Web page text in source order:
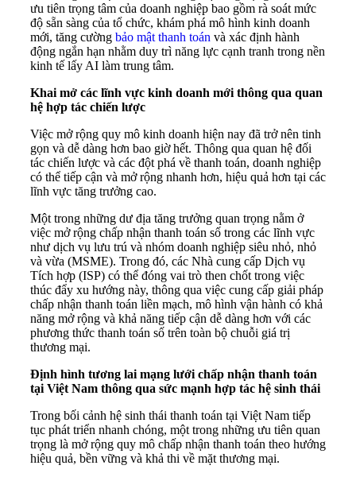
ưu tiên trọng tâm của doanh nghiệp bao gồm rà soát mức
độ sẵn sàng của tổ chức, khám phá mô hình kinh doanh
mới, tăng cường bảo mật thanh toán và xác định hành
động ngắn hạn nhằm duy trì năng lực cạnh tranh trong nền
kinh tế lấy AI làm trung tâm.
Khai mở các lĩnh vực kinh doanh mới thông qua quan
hệ hợp tác chiến lược
Việc mở rộng quy mô kinh doanh hiện nay đã trở nên tinh
gọn và dễ dàng hơn bao giờ hết. Thông qua quan hệ đối
tác chiến lược và các đột phá về thanh toán, doanh nghiệp
có thể tiếp cận và mở rộng nhanh hơn, hiệu quả hơn tại các
lĩnh vực tăng trưởng cao.
Một trong những dư địa tăng trưởng quan trọng nằm ở
việc mở rộng chấp nhận thanh toán số trong các lĩnh vực
như dịch vụ lưu trú và nhóm doanh nghiệp siêu nhỏ, nhỏ
và vừa (MSME). Trong đó, các Nhà cung cấp Dịch vụ
Tích hợp (ISP) có thể đóng vai trò then chốt trong việc
thúc đẩy xu hướng này, thông qua việc cung cấp giải pháp
chấp nhận thanh toán liền mạch, mô hình vận hành có khả
năng mở rộng và khả năng tiếp cận dễ dàng hơn với các
phương thức thanh toán số trên toàn bộ chuỗi giá trị
thương mại.
Định hình tương lai mạng lưới chấp nhận thanh toán
tại Việt Nam thông qua sức mạnh hợp tác hệ sinh thái
Trong bối cảnh hệ sinh thái thanh toán tại Việt Nam tiếp
tục phát triển nhanh chóng, một trong những ưu tiên quan
trọng là mở rộng quy mô chấp nhận thanh toán theo hướng
hiệu quả, bền vững và khả thi về mặt thương mại.